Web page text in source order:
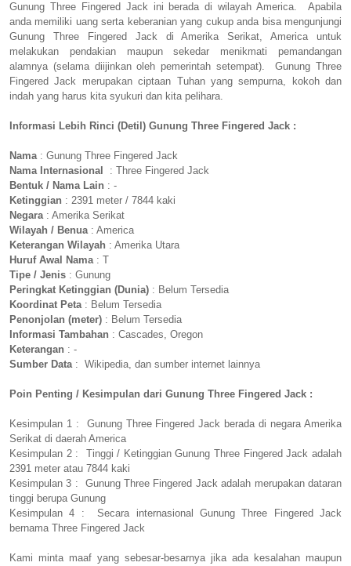
Gunung Three Fingered Jack ini berada di wilayah America. Apabila
anda memiliki uang serta keberanian yang cukup anda bisa mengunjungi
Gunung Three Fingered Jack di Amerika Serikat, America untuk
melakukan pendakian maupun sekedar menikmati pemandangan
alamnya (selama diijinkan oleh pemerintah setempat). Gunung Three
Fingered Jack merupakan ciptaan Tuhan yang sempurna, kokoh dan
indah yang harus kita syukuri dan kita pelihara.
Informasi Lebih Rinci (Detil) Gunung Three Fingered Jack :
Nama: Gunung Three Fingered Jack
Nama Internasional
: Three Fingered Jack
Bentuk / Nama Lain : -
Ketinggian : 2391 meter / 7844 kaki
Negara: Amerika Serikat
Wilayah / Benua: America
Keterangan Wilayah : Amerika Utara
Huruf Awal Nama: T
Tipe / Jenis : Gunung
Peringkat Ketinggian (Dunia) : Belum Tersedia
Koordinat Peta: Belum Tersedia
Penonjolan (meter) : Belum Tersedia
Informasi Tambahan : Cascades, Oregon
Keterangan : -
Sumber Data: Wikipedia, dan sumber internet lainnya
Poin Penting / Kesimpulan dari Gunung Three Fingered Jack :
Kesimpulan 1 : Gunung Three Fingered Jack berada di negara Amerika
Serikat di daerah America
Kesimpulan 2 : Tinggi / Ketinggian Gunung Three Fingered Jack adalah
2391 meter atau 7844 kaki
Kesimpulan 3 : Gunung Three Fingered Jack adalah merupakan dataran
tinggi berupa Gunung
Kesimpulan 4 : Secara internasional Gunung Three Fingered Jack
bernama Three Fingered Jack
Kami minta maaf yang sebesar-besarnya jika ada kesalahan maupun